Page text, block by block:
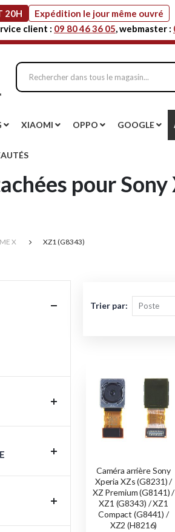
20H
Expédition le jour même ouvré
client : 09 80 46 36 05, webmaster :
XIAOMI OPPO GOOGLE
pour
X XZ1 (G8343)
Trier par
Caméra arrière Sony
Xperia XZs (G8231) /
XZ Premium (G8141) /
XZ1 (G8343) / XZ1
Compact (G8441) /
XZ2 (H8216)